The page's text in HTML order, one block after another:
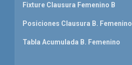
Fixture Clausura Femenino B
Posiciones Clausura B. Femenino
Tabla Acumulada B. Femenino